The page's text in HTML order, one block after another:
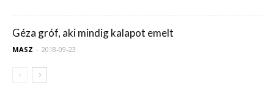
Géza gróf, aki mindig kalapot emelt
MASZ - 2018-09-23